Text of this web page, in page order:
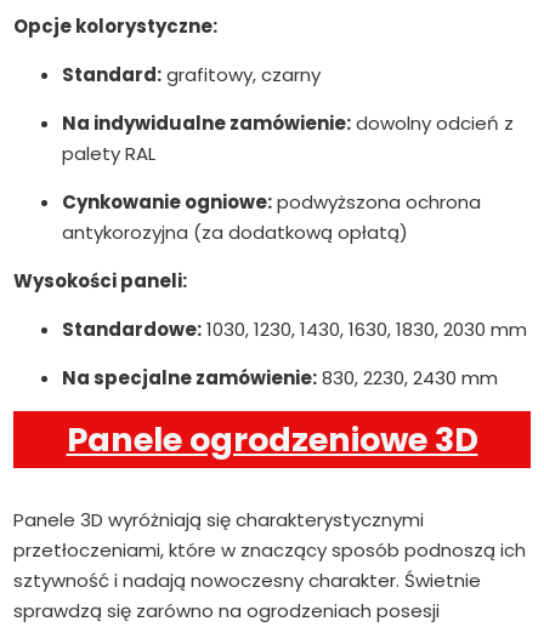
Opcje kolorystyczne:
Standard:grafitowy, czarny
Na indywidualne zamówienie:dowolny odcień z
palety RAL
Cynkowanie ogniowe:podwyższona ochrona
antykorozyjna (za dodatkową opłatą)
Wysokości paneli:
Standardowe:1030, 1230, 1430, 1630, 1830, 2030 mm
Na specjalne zamówienie:830, 2230, 2430 mm
Panele ogrodzeniowe 3D
Panele 3D wyróżniają się charakterystycznymi
przetłoczeniami, które w znaczący sposób podnoszą ich
sztywność i nadają nowoczesny charakter. Świetnie
sprawdzą się zarówno na ogrodzeniach posesji